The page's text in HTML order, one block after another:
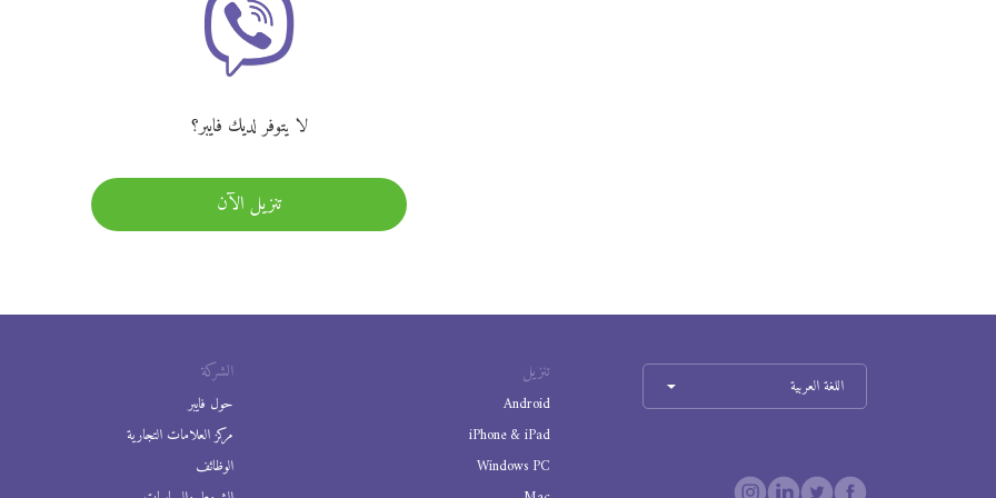
لا يتوفر لديك فايبر؟
تنزيل الآن
الشركة
حول فايبر
مركز العلامات التجارية
الوظائف
تنزيل
Android
iPhone & iPad
Windows PC
اللغة العربية